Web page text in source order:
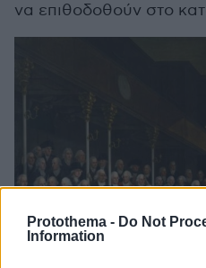
Protothema - Do Not
Information
να επιθοδοθούν στο